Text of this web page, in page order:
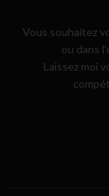
Vous souhaitez
ou dans
Laissez moi